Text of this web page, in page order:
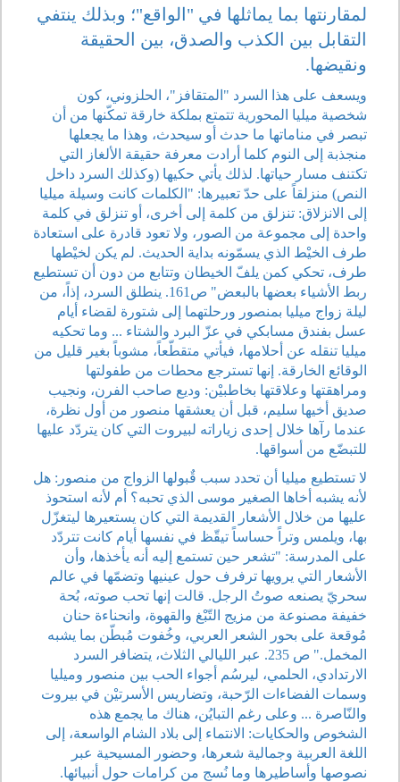
لمقارنتها بما يماثلها في "الواقع"؛ وبذلك ينتفي
التقابل بين الكذب والصدق، بين الحقيقة
ونقيضها.
ويسعف على هذا السرد "المتقافز"، الحلزوني، كون
شخصية ميليا المحورية تتمتع بملكة خارقة تمكّنها من أن
تبصر في مناماتها ما حدث أو سيحدث، وهذا ما يجعلها
منجذبة إلى النوم كلما أرادت معرفة حقيقة الألغاز التي
تكتنف مسار حياتها. لذلك يأتي حكيها (وكذلك السرد داخل
النص) منزلقاً على حدّ تعبيرها: "الكلمات كانت وسيلة ميليا
إلى الانزلاق: تنزلق من كلمة إلى أخرى، أو تنزلق في كلمة
واحدة إلى مجموعة من الصور، ولا تعود قادرة على استعادة
طرف الخيْط الذي يسمّونه بداية الحديث. لم يكن لخيْطها
طرف، تحكي كمن يلفّ الخيطان وتتابع من دون أن تستطيع
ربط الأشياء بعضها بالبعض" ص161. ينطلق السرد، إذاً، من
ليلة زواج ميليا بمنصور ورحلتهما إلى شتورة لقضاء أيام
عسل بفندق مسابكي في عزّ البرد والشتاء ... وما تحكيه
ميليا تنقله عن أحلامها، فيأتي متقطّعاً، مشوباً بغير قليل من
الوقائع الخارقة. إنها تسترجع محطات من طفولتها
ومراهقتها وعلاقتها بخاطبيْن: وديع صاحب الفرن، ونجيب
صديق أخيها سليم، قبل أن يعشقها منصور من أول نظرة،
عندما رآها خلال إحدى زياراته لبيروت التي كان يتردّد عليها
للتبضّع من أسواقها.
لا تستطيع ميليا أن تحدد سبب قٌبولها الزواج من منصور: هل
لأنه يشبه أخاها الصغير موسى الذي تحبه؟ أم لأنه استحوذ
عليها من خلال الأشعار القديمة التي كان يستعيرها ليتغزّل
بها، ويلمس وتراً حساساً تيقّظ في نفسها أيام كانت تتردّد
على المدرسة: "تشعر حين تستمع إليه أنه يأخذها، وأن
الأشعار التي يرويها ترفرف حول عينيها وتضمّها في عالم
سحريّ يصنعه صوتُ الرجل. قالت إنها تحب صوته، بُحة
خفيفة مصنوعة من مزيج التّبْغ والقهوة، وانحناءة حنان
مُوقعة على بحور الشعر العربي، وخُفوت مُبطّن بما يشبه
المخمل." ص 235. عبر الليالي الثلاث، يتضافر السرد
الارتدادي، الحلمي، ليرسُم أجواء الحب بين منصور وميليا
وسمات الفضاءات الرّحبة، وتضاريس الأسرتيْن في بيروت
والنّاصرة ... وعلى رغم التبايُن، هناك ما يجمع هذه
الشخوص والحكايات: الانتماء إلى بلاد الشام الواسعة، إلى
اللغة العربية وجمالية شعرها، وحضور المسيحية عبر
نصوصها وأساطيرها وما نُسج من كرامات حول أنبيائها.